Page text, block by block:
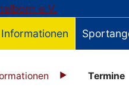
Informationen
Termine